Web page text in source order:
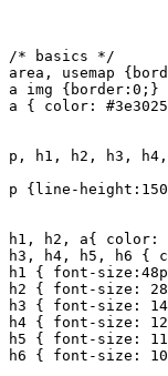
/* basics */
area, usemap
a img {border:0;}
a { color:
p, h1, h2, h3,
p {line-
h1, h2, a{ color:
h3, h4, h5, h6 {
h1 { font-
h2 { font-size:
h3 { font-size:
h4 { font-size:
h5 { font-size:
h6 { font-size: